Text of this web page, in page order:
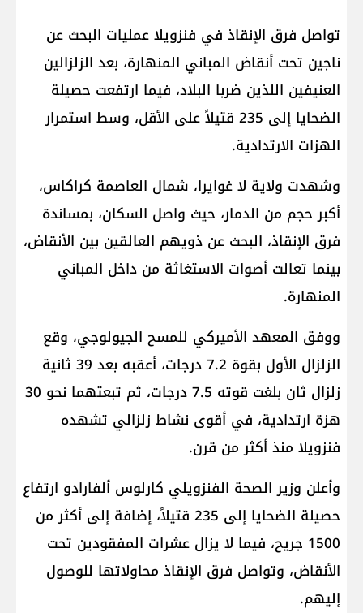
تواصل فرق الإنقاذ في فنزويلا عمليات البحث عن
ناجين تحت أنقاض المباني المنهارة، بعد الزلزالين
العنيفين اللذين ضربا البلاد، فيما ارتفعت حصيلة
الضحايا إلى 235 قتيلاً على الأقل، وسط استمرار
الهزات الارتدادية.
وشهدت ولاية لا غوايرا، شمال العاصمة كراكاس،
أكبر حجم من الدمار، حيث واصل السكان، بمساندة
فرق الإنقاذ، البحث عن ذويهم العالقين بين الأنقاض،
بينما تعالت أصوات الاستغاثة من داخل المباني
المنهارة.
ووفق المعهد الأميركي للمسح الجيولوجي، وقع
الزلزال الأول بقوة 7.2 درجات، أعقبه بعد 39 ثانية
زلزال ثان بلغت قوته 7.5 درجات، ثم تبعتهما نحو 30
هزة ارتدادية، في أقوى نشاط زلزالي تشهده
فنزويلا منذ أكثر من قرن.
وأعلن وزير الصحة الفنزويلي كارلوس ألفارادو ارتفاع
حصيلة الضحايا إلى 235 قتيلاً، إضافة إلى أكثر من
1500 جريح، فيما لا يزال عشرات المفقودين تحت
الأنقاض، وتواصل فرق الإنقاذ محاولاتها للوصول
إليهم.